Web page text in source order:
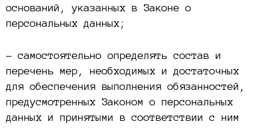
оснований, указанных в Законе о
персональных данных;
– самостоятельно определять состав и
перечень мер, необходимых и достаточных
для обеспечения выполнения обязанностей,
предусмотренных Законом о персональных
данных и принятыми в соответствии с ним